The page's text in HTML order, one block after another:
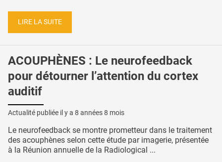
LIRE LA SUITE
ACOUPHÈNES : Le neurofeedback
pour détourner l’attention du cortex
auditif
Actualité publiée il y a 8 années 8 mois
Le neurofeedback se montre prometteur dans le traitement
des acouphènes selon cette étude par imagerie, présentée
à la Réunion annuelle de la Radiological ...